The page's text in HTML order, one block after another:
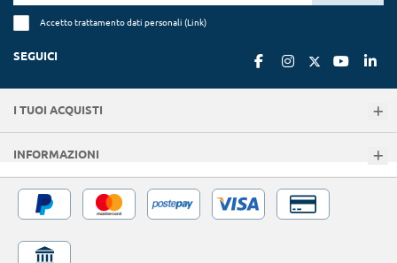
Accetto trattamento dati personali (Link)
SEGUICI
I TUOI ACQUISTI
INFORMAZIONI